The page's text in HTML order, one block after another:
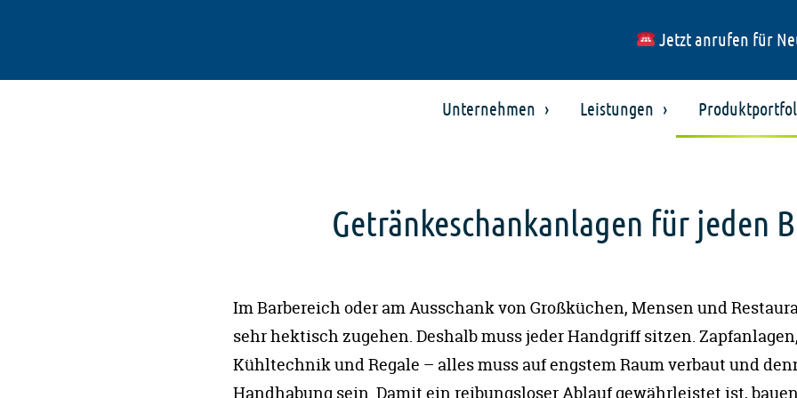
Jetzt anrufen für
Unternehmen Leistungen
Getränkeschankanlagen für jeden
Im Barbereich oder am Ausschank von Großküchen, Mensen und
sehr hektisch zugehen. Deshalb muss jeder Handgriff sitzen.
Kühltechnik und Regale – alles muss auf engstem Raum verbaut und
Handhabung sein. Damit ein reibungsloser Ablauf gewährleistet ist,